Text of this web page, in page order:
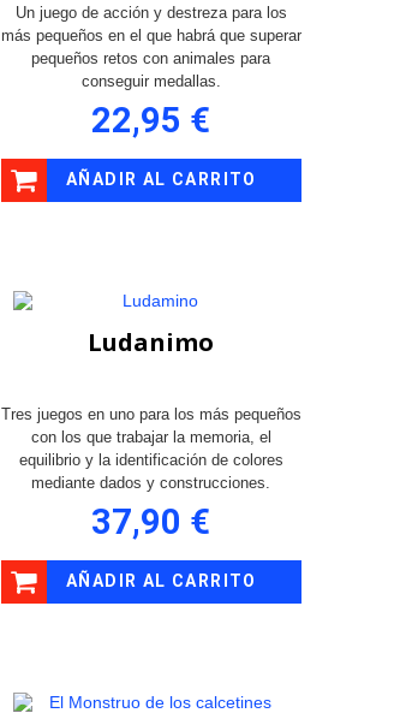
Un juego de acción y destreza para los
más pequeños en el que habrá que superar
pequeños retos con animales para
conseguir medallas.
22,95 €
AÑADIR AL CARRITO
Ludanimo
Tres juegos en uno para los más pequeños
con los que trabajar la memoria, el
equilibrio y la identificación de colores
mediante dados y construcciones.
37,90 €
AÑADIR AL CARRITO